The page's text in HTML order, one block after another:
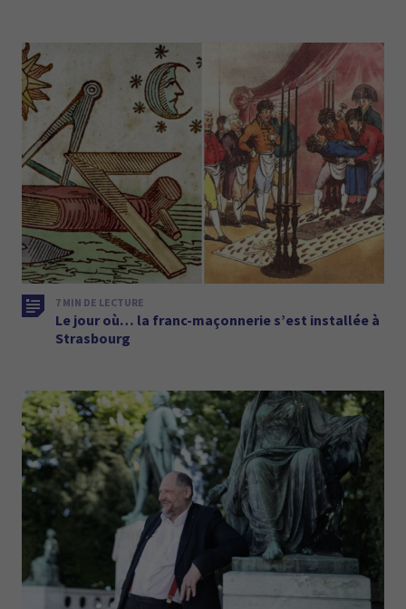
7 MIN DE LECTURE
Le jour où… la franc-maçonnerie s’est installée à
Strasbourg